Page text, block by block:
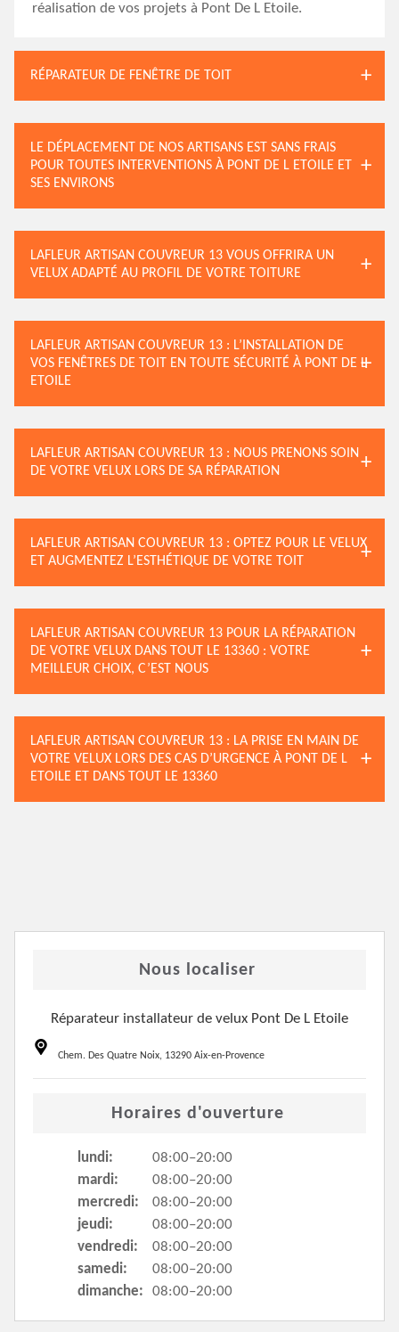
réalisation de vos projets à Pont De L Etoile.
RÉPARATEUR DE FENÊTRE DE TOIT
LE DÉPLACEMENT DE NOS ARTISANS EST SANS FRAIS
POUR TOUTES INTERVENTIONS À PONT DE L ETOILE ET
SES ENVIRONS
LAFLEUR ARTISAN COUVREUR 13 VOUS OFFRIRA UN
VELUX ADAPTÉ AU PROFIL DE VOTRE TOITURE
LAFLEUR ARTISAN COUVREUR 13 : L’INSTALLATION DE
VOS FENÊTRES DE TOIT EN TOUTE SÉCURITÉ À PONT DE L
ETOILE
LAFLEUR ARTISAN COUVREUR 13 : NOUS PRENONS SOIN
DE VOTRE VELUX LORS DE SA RÉPARATION
LAFLEUR ARTISAN COUVREUR 13 : OPTEZ POUR LE VELUX
ET AUGMENTEZ L’ESTHÉTIQUE DE VOTRE TOIT
LAFLEUR ARTISAN COUVREUR 13 POUR LA RÉPARATION
DE VOTRE VELUX DANS TOUT LE 13360 : VOTRE
MEILLEUR CHOIX, C’EST NOUS
LAFLEUR ARTISAN COUVREUR 13 : LA PRISE EN MAIN DE
VOTRE VELUX LORS DES CAS D’URGENCE À PONT DE L
ETOILE ET DANS TOUT LE 13360
Nous localiser
Réparateur installateur de velux Pont De L Etoile
Chem. Des Quatre Noix, 13290 Aix-en-Provence
Horaires d'ouverture
lundi:
08:00–20:00
mardi:
08:00–20:00
mercredi:
08:00–20:00
jeudi:
08:00–20:00
vendredi:
08:00–20:00
samedi:
08:00–20:00
dimanche:
08:00–20:00